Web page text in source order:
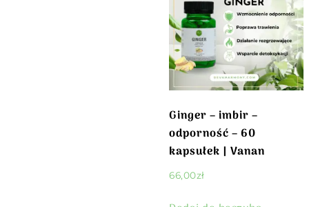
Ginger – imbir –
odporność – 60
kapsułek | Vanan
66,00zł